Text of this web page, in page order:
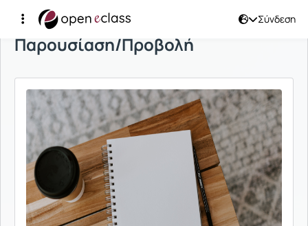
Σύνδεση
Παρουσίαση/Προβολή